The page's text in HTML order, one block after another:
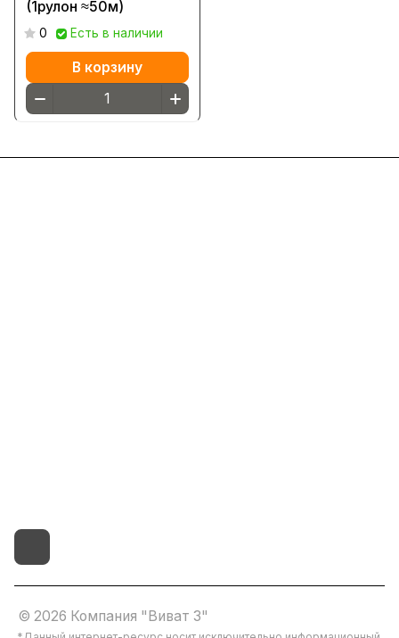
(1рулон ≈50м)
0 Есть в наличии
В корзину
© 2026 Компания "Виват 3"